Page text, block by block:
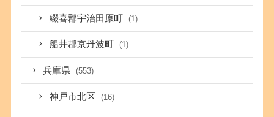
綴喜郡宇治田原町 (1)
船井郡京丹波町 (1)
兵庫県 (553)
神戸市北区 (16)